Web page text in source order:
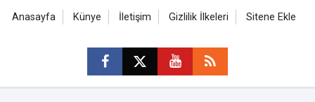
Anasayfa Künye İletişim Gizlilik İlkeleri Sitene Ekle